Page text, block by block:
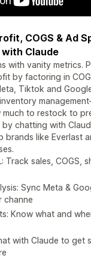
COGS & Ad
Claude
with vanity metrics.
by factoring in
Tiktok and
to restock to
chatting with
brands like Everlast
Track sales, COGS,
Sync Meta &
channe
Know what and
with Claude to get